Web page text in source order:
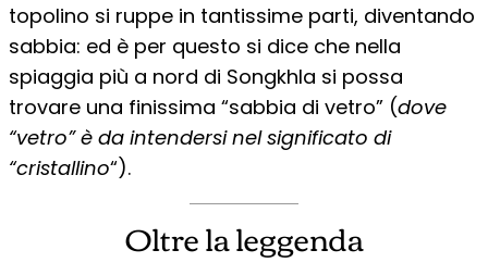
topolino si ruppe in tantissime parti, diventando
sabbia: ed è per questo si dice che nella
spiaggia più a nord di Songkhla si possa
trovare una finissima “sabbia di vetro” (dove
“vetro” è da intendersi nel significato di
“cristallino“).
Oltre la leggenda